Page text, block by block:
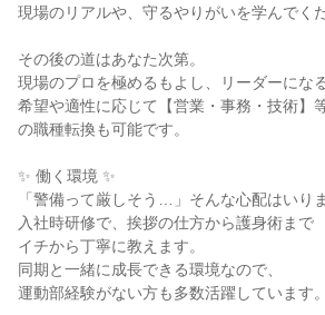
現場のリアルや、守るやりがいを学んでく
その後の道はあなた次第。
現場のプロを極めるもよし、リーダーにな
希望や適性に応じて【営業・事務・技術】
の職種転換も可能です。
✨ 働く環境 ✨
「警備って厳しそう…」そんな心配はいり
入社時研修で、挨拶の仕方から護身術まで
イチから丁寧に教えます。
同期と一緒に成長できる環境なので、
運動部経験がない方も多数活躍しています。